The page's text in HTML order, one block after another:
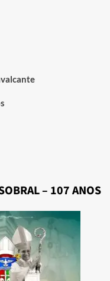
– 107 ANOS